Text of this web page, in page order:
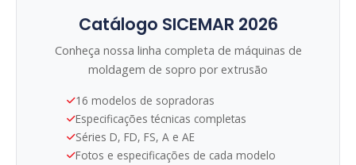
Catálogo SICEMAR 2026
Conheça nossa linha completa de máquinas de
moldagem de sopro por extrusão
16 modelos de sopradoras
Especificações técnicas completas
Séries D, FD, FS, A e AE
Fotos e especificações de cada modelo